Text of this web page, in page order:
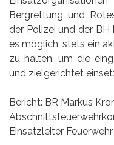
Bergrettung und
der Polizei und der
es möglich, stets ein
zu halten, um die
und zielgerichtet
Bericht: BR Markus
Einsatzleiter Feuerwehr